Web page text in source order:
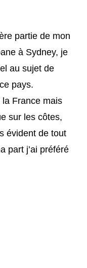
partie de mon
à Sydney, je
au sujet de
pays.
la France mais
sur les côtes,
évident de tout
part j’ai préféré